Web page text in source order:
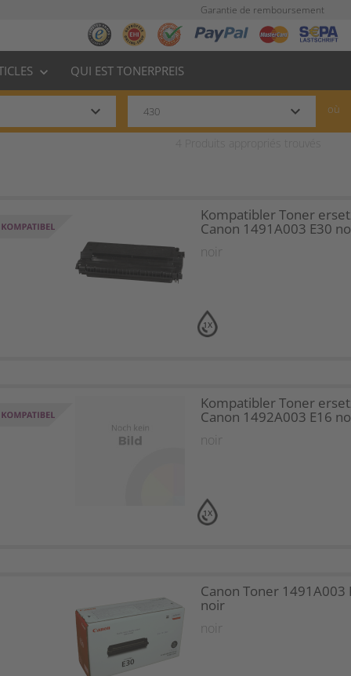
Garantie de remboursement
keyboard_arrow_down QUI EST TONERPREIS
keyboard_arrow_down keyboard_arrow_down où
1X
Kompatibler Toner
Canon 1491A003 E30
noir
1X
Kompatibler Toner
Canon 1492A003 E16
noir
Canon Toner 1491A003
noir
noir